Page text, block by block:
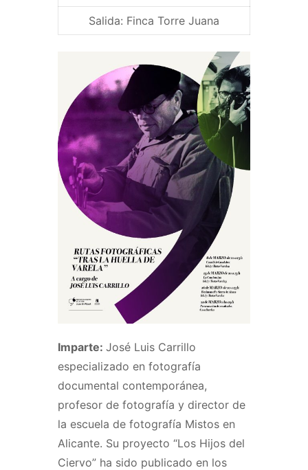
Salida: Finca Torre Juana
Imparte: José Luis Carrillo
especializado en fotografía
documental contemporánea,
profesor de fotografía y director de
la escuela de fotografía Mistos en
Alicante. Su proyecto “Los Hijos del
Ciervo” ha sido publicado en los